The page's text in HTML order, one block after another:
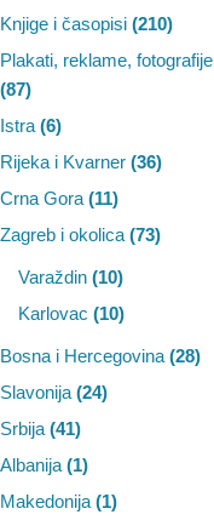
Knjige i časopisi (210)
Plakati, reklame, fotografije
(87)
Istra (6)
Rijeka i Kvarner (36)
Crna Gora (11)
Zagreb i okolica (73)
Varaždin (10)
Karlovac (10)
Bosna i Hercegovina (28)
Slavonija (24)
Srbija (41)
Albanija (1)
Makedonija (1)